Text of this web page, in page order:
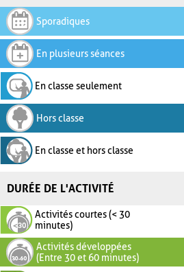
Sporadiques
En plusieurs séances
En classe seulement
Hors classe
En classe et hors classe
DURÉE DE L'ACTIVITÉ
Activités courtes (< 30
minutes)
Activités développées
(Entre 30 et 60 minutes)